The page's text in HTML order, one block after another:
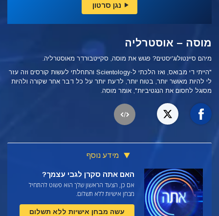
נגן סרטון
מוסה – אוסטרליה
מיהם סיינטולוג'יסטים? פגוש את מוסה, סקייטבורדר מאוסטרליה.
"הייתי די מבואס, ואז הלכתי ל-Scientology והתחלתי לעשות קורסים וזה עזר
לי להיות מאושר יותר, בטוח יותר, לדעת יותר על כל דבר אחר שקורה ולהיות
מסוגל לחסום את הנגטיביות", אומר מוסה.
מידע נוסף
האם אתה סקרן לגבי עצמך?
אם כן, הצעד הראשון שלך הוא פשוט להתחיל
מבחן אישיות ללא תשלום.
עשה מבחן אישיות ללא תשלום